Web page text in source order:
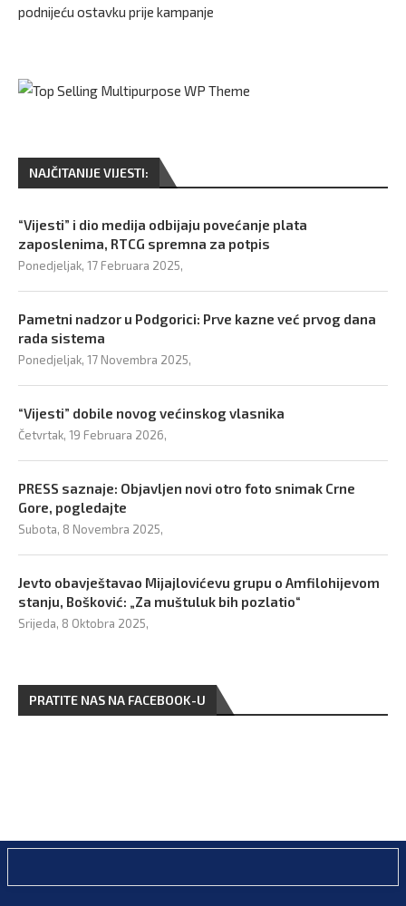
podnijeću ostavku prije kampanje
NAJČITANIJE VIJESTI:
“Vijesti” i dio medija odbijaju povećanje plata
zaposlenima, RTCG spremna za potpis
Ponedjeljak, 17 Februara 2025,
Pametni nadzor u Podgorici: Prve kazne već prvog dana
rada sistema
Ponedjeljak, 17 Novembra 2025,
“Vijesti” dobile novog većinskog vlasnika
Četvrtak, 19 Februara 2026,
PRESS saznaje: Objavljen novi otro foto snimak Crne
Gore, pogledajte
Subota, 8 Novembra 2025,
Jevto obavještavao Mijajlovićevu grupu o Amfilohijevom
stanju, Bošković: „Za muštuluk bih pozlatio“
Srijeda, 8 Oktobra 2025,
PRATITE NAS NA FACEBOOK-U